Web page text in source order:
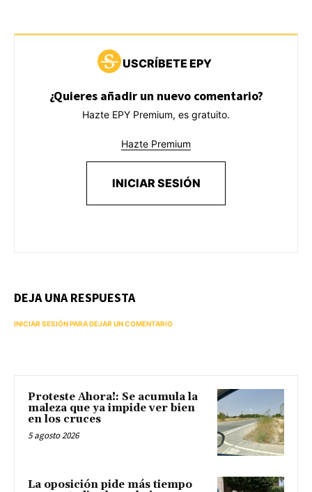
USCRÍBETE EPY
¿Quieres añadir un nuevo comentario?
Hazte EPY Premium, es gratuito.
Hazte Premium
INICIAR SESIÓN
DEJA UNA RESPUESTA
INICIAR SESIÓN PARA DEJAR UN COMENTARIO
Proteste Ahora!: Se acumula la
maleza que ya impide ver bien
en los cruces
5 agosto 2026
La oposición pide más tiempo